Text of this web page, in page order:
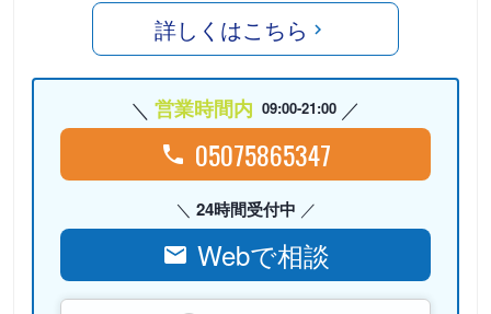
詳しくはこちら
営業時間内 09:00-21:00
05075865347
24時間受付中
Webで相談